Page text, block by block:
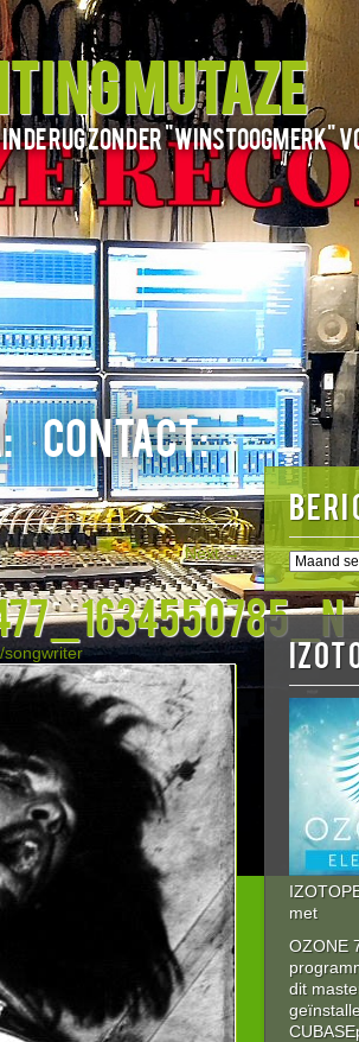
MUTAZE
de rug zonder "winstoogmerk"
CONTACT:
Next →
songwriter
met
OZONE
dit